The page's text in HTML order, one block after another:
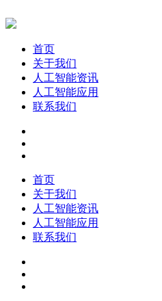
首页
关于我们
人工智能资讯
人工智能应用
联系我们
首页
关于我们
人工智能资讯
人工智能应用
联系我们